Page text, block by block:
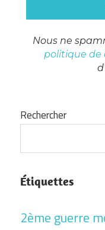
Nous ne
politique
Rechercher
Étiquettes
2ème guerre